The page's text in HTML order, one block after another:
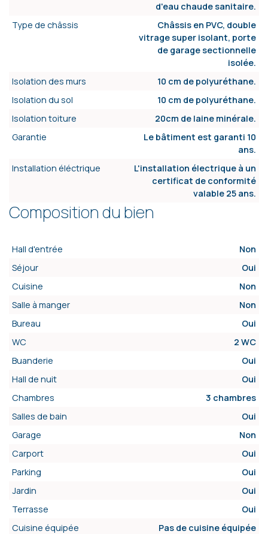
d'eau chaude sanitaire.
Type de châssis
Châssis en PVC, double
vitrage super isolant, porte
de garage sectionnelle
isolée.
Isolation des murs
10 cm de polyuréthane.
Isolation du sol
10 cm de polyuréthane.
Isolation toiture
20cm de laine minérale.
Garantie
Le bâtiment est garanti 10
ans.
Installation éléctrique
L'installation électrique à un
certificat de conformité
valable 25 ans.
Composition du bien
Hall d'entrée
Non
Séjour
Oui
Cuisine
Non
Salle à manger
Non
Bureau
Oui
WC
2 WC
Buanderie
Oui
Hall de nuit
Oui
Chambres
3 chambres
Salles de bain
Oui
Garage
Non
Carport
Oui
Parking
Oui
Jardin
Oui
Terrasse
Oui
Cuisine équipée
Pas de cuisine équipée